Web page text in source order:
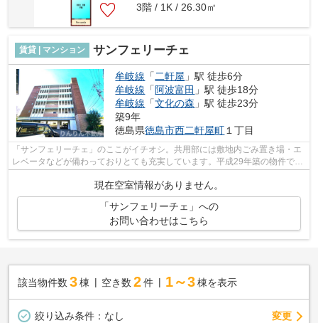
3階 / 1K / 26.30㎡
賃貸 | マンション サンフェリーチェ
牟岐線 「二軒屋 」駅 徒歩6分
牟岐線 「阿波富田 」駅 徒歩18分
牟岐線 「文化の森 」駅 徒歩23分
築9年
徳島県徳島市西二軒屋町 １丁目
「サンフェリーチェ」のここがイチオシ。共用部には敷地内ごみ置き場・エ
レベータなどが備わっておりとても充実しています。平成29年築の物件で
現在空室情報がありません。
「サンフェリーチェ」への
お問い合わせはこちら
該当物件数 3棟 空き数 2 件 1～3 棟を表示
絞り込み条件： なし 変更